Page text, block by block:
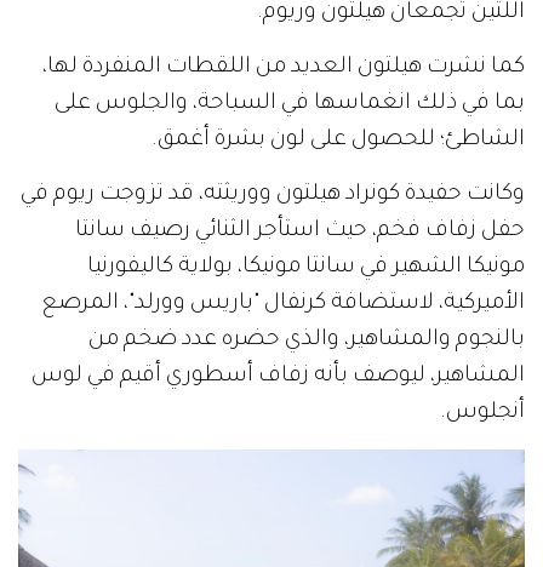
اللتين تجمعان هيلتون وريوم.
كما نشرت هيلتون العديد من اللقطات المنفردة لها،
بما في ذلك انغماسها في السباحة، والجلوس على
الشاطئ؛ للحصول على لون بشرة أغمق.
وكانت حفيدة كونراد هيلتون ووريثته، قد تزوجت ريوم في
حفل زفاف فخم، حيث استأجر الثنائي رصيف سانتا
مونيكا الشهير في سانتا مونيكا، بولاية كاليفورنيا
الأميركية، لاستضافة كرنفال "باريس وورلد"، المرصع
بالنجوم والمشاهير، والذي حضره عدد ضخم من
المشاهير، ليوصف بأنه زفاف أسطوري أقيم في لوس
أنجلوس.